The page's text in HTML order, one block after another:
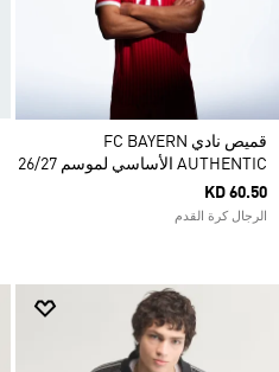
قميص نادي FC BAYERN
AUTHENTIC الأساسي لموسم 26/27
KD 60.50
الرجال كرة القدم